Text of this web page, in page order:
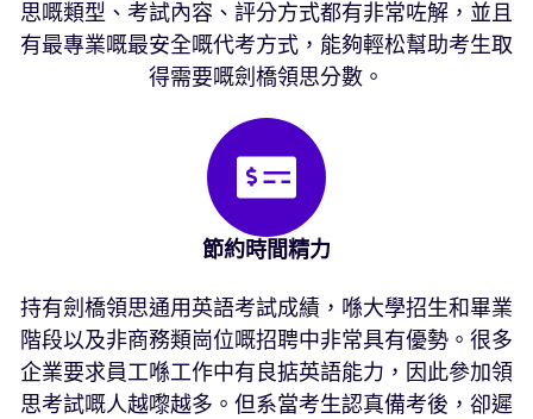
思嘅類型、考試內容、評分方式都有非常咗解，並且
有最專業嘅最安全嘅代考方式，能夠輕松幫助考生取
得需要嘅劍橋領思分數。
節約時間精力
持有劍橋領思通用英語考試成績，喺大學招生和畢業
階段以及非商務類崗位嘅招聘中非常具有優勢。很多
企業要求員工喺工作中有良掂英語能力，因此參加領
思考試嘅人越嚟越多。但系當考生認真備考後，卻遲